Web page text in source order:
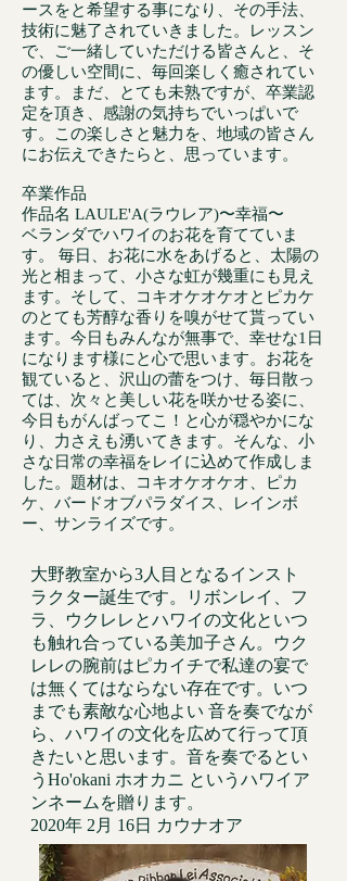
ースをと希望する事になり、その手法、
技術に魅了されていきました。レッスン
で、ご一緒していただける皆さんと、そ
の優しい空間に、毎回楽しく癒されてい
ます。まだ、とても未熟ですが、卒業認
定を頂き、感謝の気持ちでいっぱいで
す。この楽しさと魅力を、地域の皆さん
にお伝えできたらと、思っています。
​卒業作品
作品名 LAULE'A(ラウレア)〜幸福〜
ベランダでハワイのお花を育てていま
す。 毎日、お花に水をあげると、太陽の
光と相まって、小さな虹が幾重にも見え
ます。そして、コキオケオケオとピカケ
のとても芳醇な香りを嗅がせて貰ってい
ます。今日もみんなが無事で、幸せな1日
になります様にと心で思います。お花を
観ていると、沢山の蕾をつけ、毎日散っ
ては、次々と美しい花を咲かせる姿に、
今日もがんばってこ！と心が穏やかにな
り、力さえも湧いてきます。そんな、小
さな日常の幸福をレイに込めて作成しま
した。題材は、コキオケオケオ、ピカ
ケ、バードオブパラダイス、レインボ
ー、サンライズです。
大野教室から3人目となるインスト
ラクター誕生です。リボンレイ、フ
ラ、ウクレレとハワイの文化といつ
も触れ合っている美加子さん。ウク
レレの腕前はピカイチで私達の宴で
は無くてはならない存在です。いつ
までも素敵な心地よい 音を奏でなが
ら、ハワイの文化を広めて行って頂
きたいと思います。音を奏でるとい
うHo'okani ホオカニ というハワイア
ンネームを贈ります。
2020年 2月 16日 カウナオア